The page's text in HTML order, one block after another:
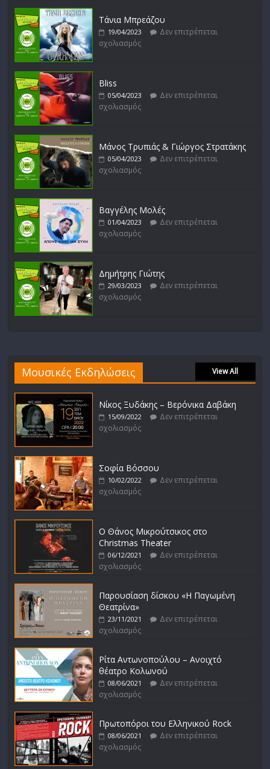
σχολιασμός
Τάνια Μπρεάζου
19/04/2023
Δεν επιτρέπεται
σχολιασμός
Bliss
05/04/2023
Δεν επιτρέπεται
σχολιασμός
Μάνος Τρυπιάς & Γιώργος Στρατάκης
05/04/2023
Δεν επιτρέπεται
σχολιασμός
Βαγγέλης Μολές
01/04/2023
Δεν επιτρέπεται
σχολιασμός
Δημήτρης Γιώτης
29/03/2023
Δεν επιτρέπεται
σχολιασμός
Μουσικές Εκδηλώσεις View All
Νίκος Ξυδάκης – Βερόνικα Δαβάκη
15/09/2022
Δεν επιτρέπεται
σχολιασμός
Σοφία Βόσσου
10/02/2022
Δεν επιτρέπεται
σχολιασμός
Ο Θάνος Μικρούτσικος στο
Christmas Theater
06/12/2021
Δεν επιτρέπεται
σχολιασμός
Παρουσίαση δίσκου «Η Παγωμένη
Θεατρίνα»
23/11/2021
Δεν επιτρέπεται
σχολιασμός
Ρίτα Αντωνοπούλου – Ανοιχτό
θέατρο Κολωνού
08/06/2021
Δεν επιτρέπεται
σχολιασμός
Πρωτοπόροι του Ελληνικού Rock
08/06/2021
Δεν επιτρέπεται
σχολιασμός